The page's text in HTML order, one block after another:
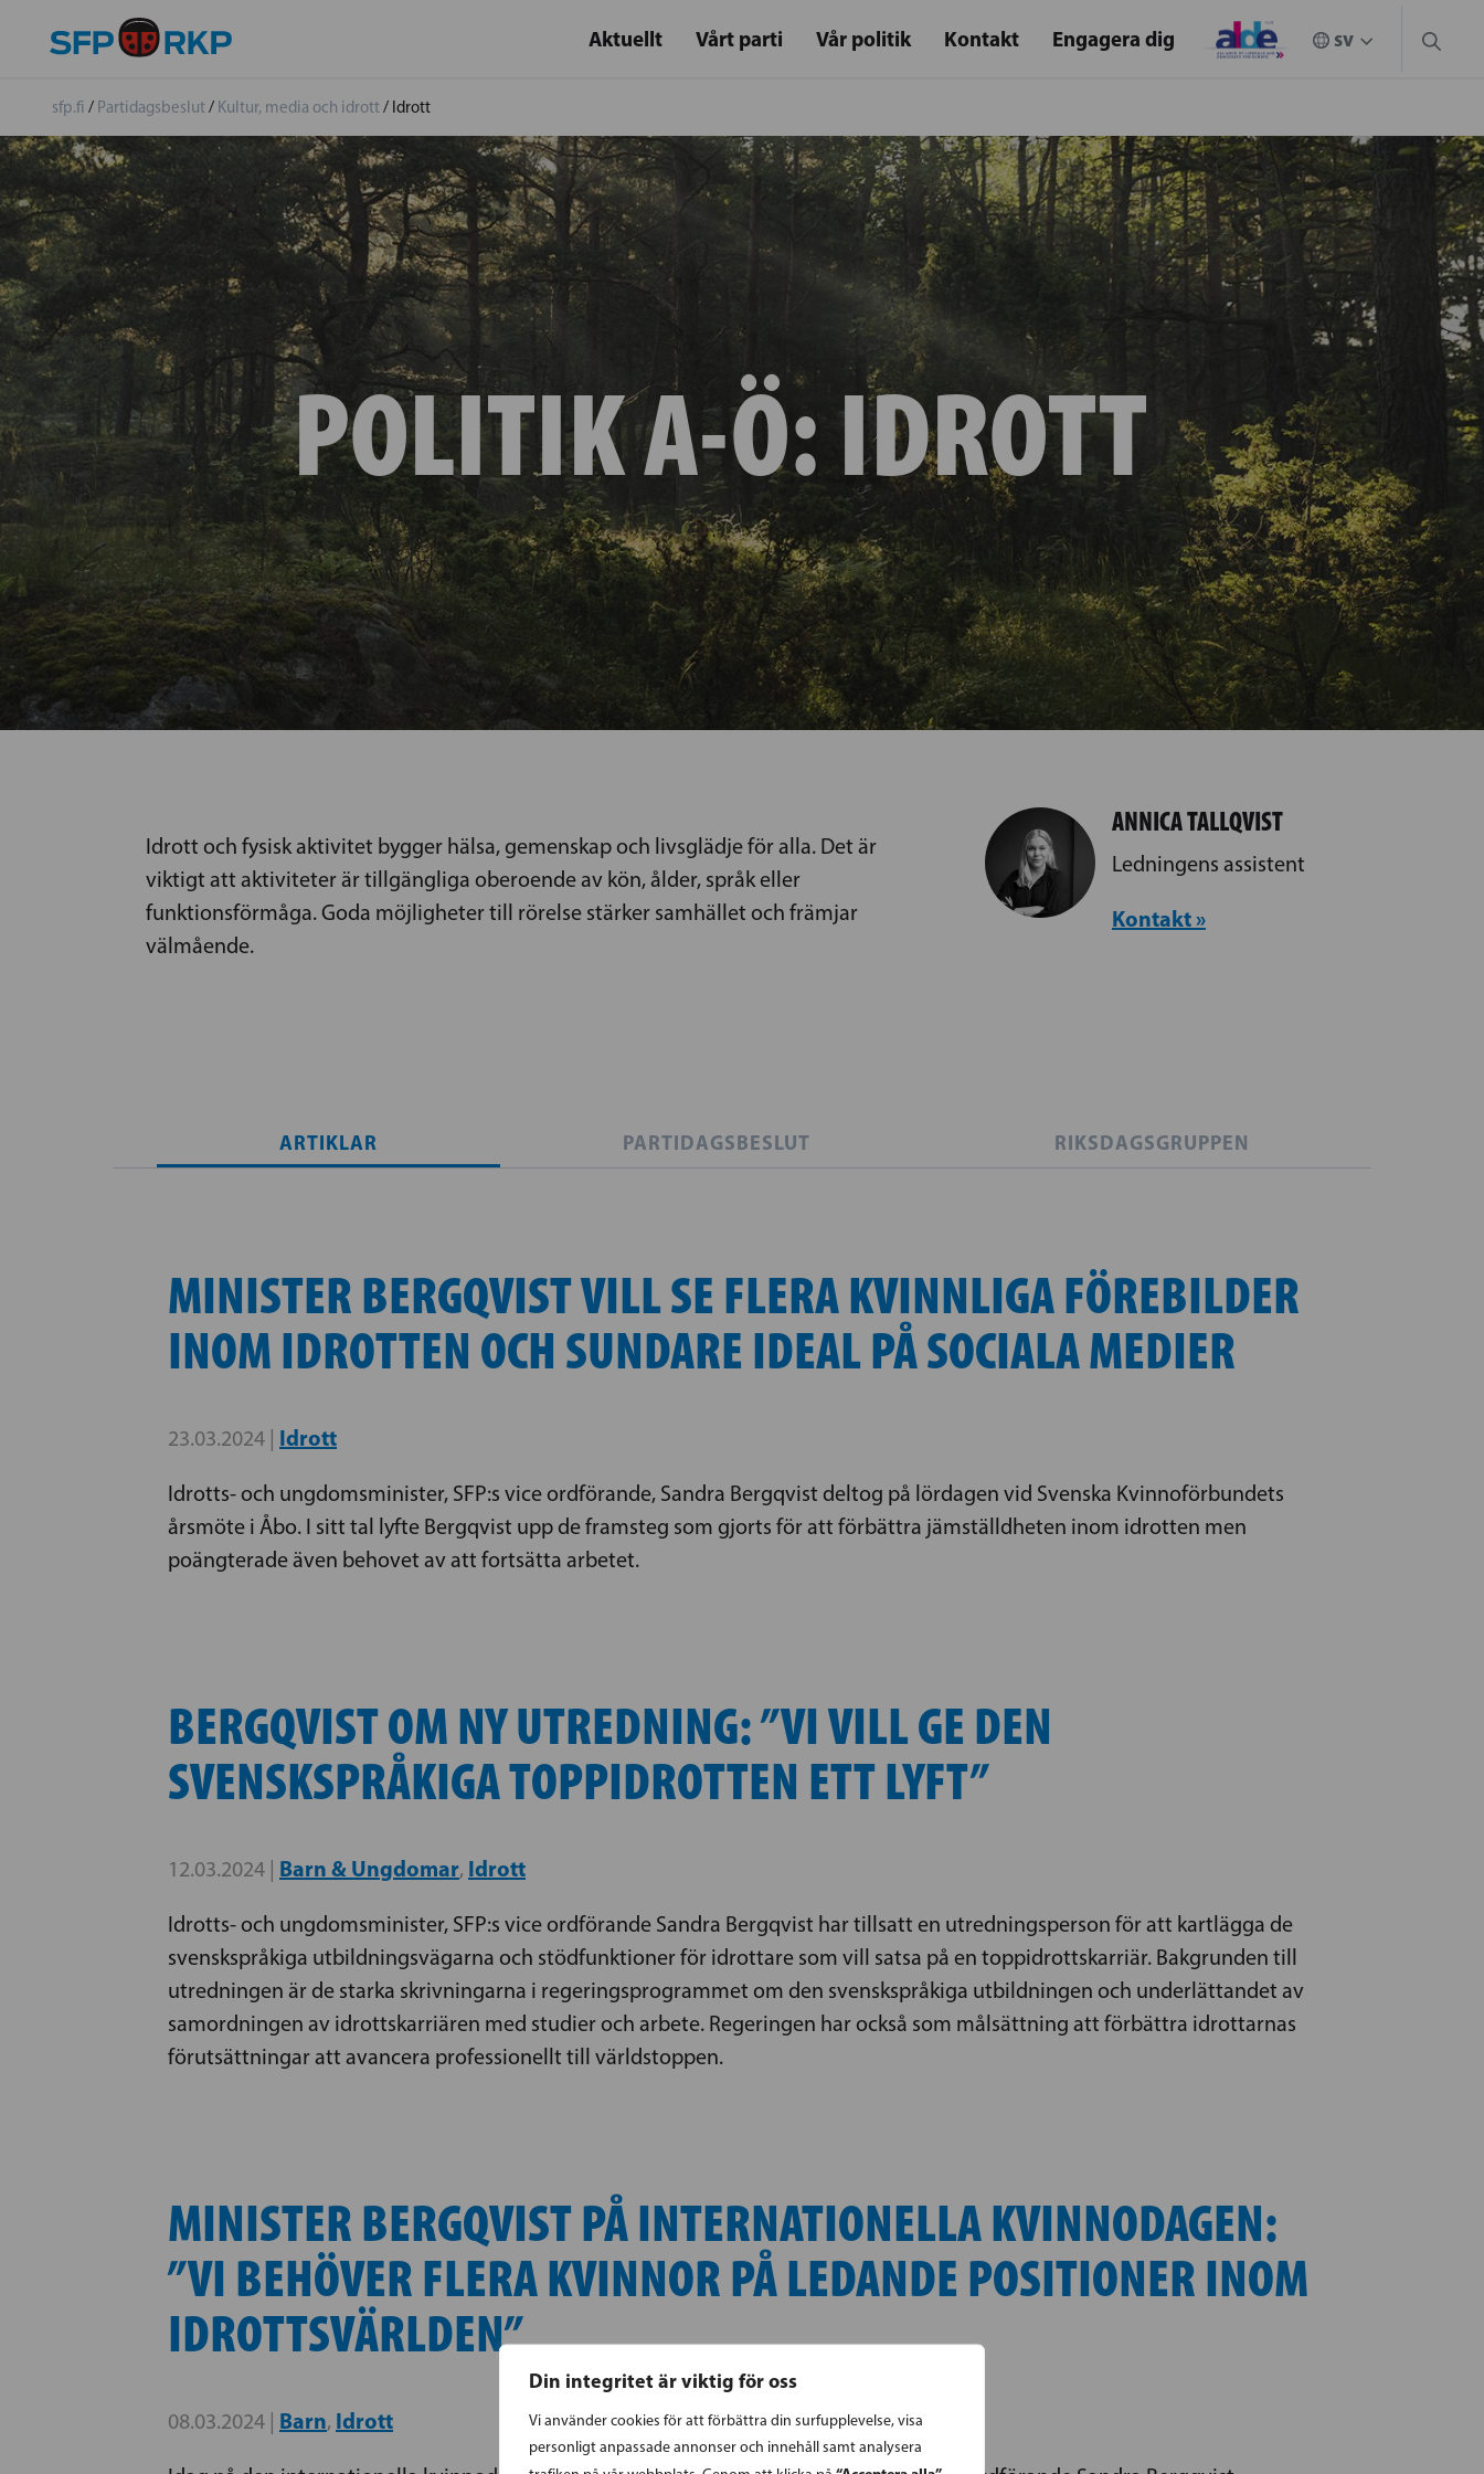
Din integritet är viktig för oss
Vi använder cookies för att förbättra din surfupplevelse, visa
personligt anpassade annonser och innehåll samt analysera
Aktuellt Vårt parti Vår politik Kontakt Engagera dig
sfp.fi / Partidagsbeslut/ Kultur, media och idrott/ Idrott
POLITIK A-Ö:IDROTT
Idrott och fysisk aktivitet bygger hälsa, gemenskap och livsglädje för alla. Det är
viktigt att aktiviteter är tillgängliga oberoende av kön, ålder, språk eller
funktionsförmåga. Goda möjligheter till rörelse stärker samhället och främjar
välmående.
ANNICA TALLQVIST
Ledningens assistent
Kontakt »
ARTIKLAR PARTIDAGSBESLUT RIKSDAGSGRUPPEN
MINISTER BERGQVIST VILL SE FLERA KVINNLIGA FÖREBILDER
INOM IDROTTEN OCH SUNDARE IDEAL PÅ SOCIALA MEDIER
23.03.2024 | Idrott
Idrotts- och ungdomsminister, SFP:s vice ordförande, Sandra Bergqvist deltog på lördagen vid Svenska Kvinnoförbundets
årsmöte i Åbo. I sitt tal lyfte Bergqvist upp de framsteg som gjorts för att förbättra jämställdheten inom idrotten men
poängterade även behovet av att fortsätta arbetet.
BERGQVIST OM NY UTREDNING: ”VI VILL GE DEN
SVENSKSPRÅKIGA TOPPIDROTTEN ETT LYFT”
12.03.2024 | Barn & Ungdomar, Idrott
Idrotts- och ungdomsminister, SFP:s vice ordförande Sandra Bergqvist har tillsatt en utredningsperson för att kartlägga de
svenskspråkiga utbildningsvägarna och stödfunktioner för idrottare som vill satsa på en toppidrottskarriär. Bakgrunden till
utredningen är de starka skrivningarna i regeringsprogrammet om den svenskspråkiga utbildningen och underlättandet av
samordningen av idrottskarriären med studier och arbete. Regeringen har också som målsättning att förbättra idrottarnas
förutsättningar att avancera professionellt till världstoppen.
MINISTER BERGQVIST PÅ INTERNATIONELLA KVINNODAGEN:
”VI BEHÖVER FLERA KVINNOR PÅ LEDANDE POSITIONER INOM
IDROTTSVÄRLDEN”
08.03.2024 | Barn, Idrott